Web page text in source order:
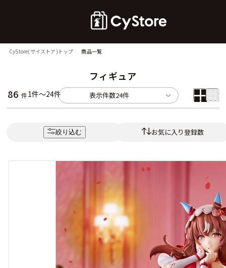
CyStore(サイストア)トップ 商品一覧
フィギュア
86 件1件～24件 表示件数24件
絞り込む お気に入り登録数